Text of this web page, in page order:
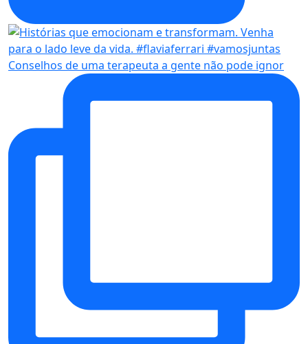
Conselhos de uma terapeuta a gente não pode ignor